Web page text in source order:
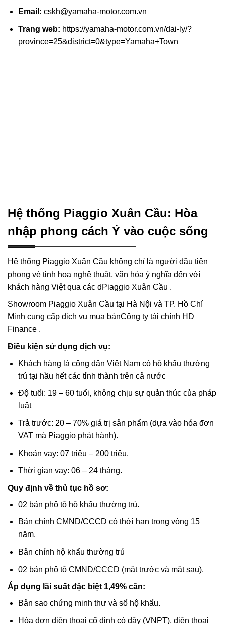
Email: cskh@yamaha-motor.com.vn
Trang web: https://yamaha-motor.com.vn/dai-ly/?
province=25&district=0&type=Yamaha+Town
Hệ thống Piaggio Xuân Cầu: Hòa
nhập phong cách Ý vào cuộc sống
Hệ thống Piaggio Xuân Cầu không chỉ là người đầu tiên
phong vé tinh hoa nghệ thuật, văn hóa ý nghĩa đến với
khách hàng Việt qua các dPiaggio Xuân Cầu .
Showroom Piaggio Xuân Cầu tại Hà Nội và TP. Hồ Chí
Minh cung cấp dịch vụ mua bánCông ty tài chính HD
Finance .
Điều kiện sử dụng dịch vụ:
Khách hàng là công dân Việt Nam có hộ khẩu thường
trú tại hầu hết các tỉnh thành trên cả nước
Độ tuổi: 19 – 60 tuổi, không chịu sự quản thúc của pháp
luật
Trả trước: 20 – 70% giá trị sản phẩm (dựa vào hóa đơn
VAT mà Piaggio phát hành).
Khoản vay: 07 triệu – 200 triệu.
Thời gian vay: 06 – 24 tháng.
Quy định về thủ tục hồ sơ:
02 bản phô tô hộ khẩu thường trú.
Bản chính CMND/CCCD có thời hạn trong vòng 15
năm.
Bản chính hộ khẩu thường trú
02 bản phô tô CMND/CCCD (mặt trước và mặt sau).
Áp dụng lãi suất đặc biệt 1,49% cần:
Bản sao chứng minh thư và sổ hộ khẩu.
Hóa đơn điện thoại cố định có dây (VNPT), điện thoại